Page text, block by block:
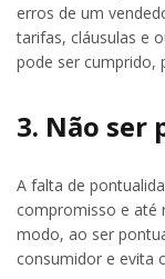
erros de um
tarifas, cláusulas e
pode ser cumprido,
3. Não ser
A falta de
compromisso e até
modo, ao ser
consumidor e evita